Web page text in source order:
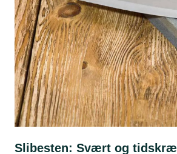
Slibesten: Svært og